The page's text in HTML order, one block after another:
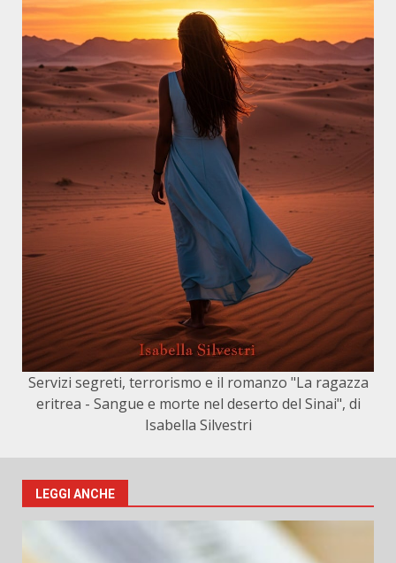
Servizi segreti, terrorismo e il romanzo "La ragazza
eritrea - Sangue e morte nel deserto del Sinai", di
Isabella Silvestri
LEGGI ANCHE